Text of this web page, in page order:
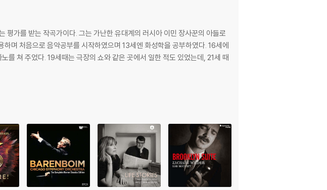
가를 받는 작곡가이다. 그는 가난한 유대계의 러시아 이민 장사꾼의 아들로
를 쳐 주었다. 19세때는 극장의 쇼와 같은 곳에서 일한 적도 있었는데, 21세 때